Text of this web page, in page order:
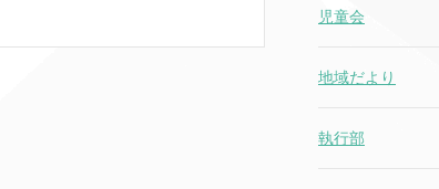
児童会
地域だより
執行部